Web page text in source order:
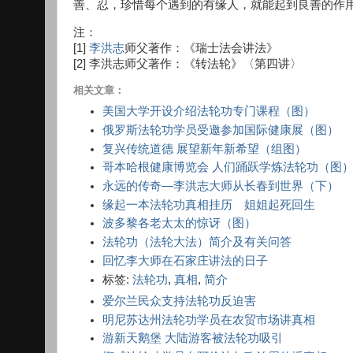
善、忍，珍惜每个遇到的有缘人，就能起到良善的作
注：
[1] 李洪志师父著作：《瑞士法会讲法》
[2] 李洪志师父著作：《转法轮》〈第四讲〉
相关文章：
美国大学开设介绍法轮功专门课程（图）
俄罗斯法轮功学员受邀参加国际健康展（图）
复兴传统道德 展望新年新希望（组图）
哥本哈根健康博览会 人们踊跃学炼法轮功（图）
永远的传奇—李洪志大师从长春到世界（下）
缘起一本法轮功真相挂历 姐姐起死回生
波多黎各老太太的惊讶（图）
法轮功（法轮大法）简介及有关问答
回忆李大师在石家庄讲法的日子
标签:法轮功,真相,简介
爱尔兰民众支持法轮功反迫害
明尼苏达州法轮功学员在农贸市场讲真相
游新天鹅堡 大陆游客被法轮功吸引